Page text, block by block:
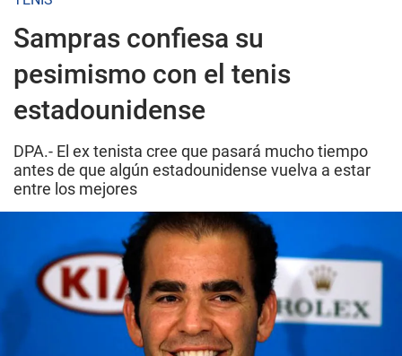
Sampras confiesa su
pesimismo con el tenis
estadounidense
DPA.- El ex tenista cree que pasará mucho tiempo
antes de que algún estadounidense vuelva a estar
entre los mejores